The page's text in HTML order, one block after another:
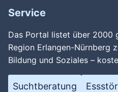
Service
Das Portal listet über 2000
Region Erlangen-Nürnberg
Bildung und Soziales –
Suchtberatung